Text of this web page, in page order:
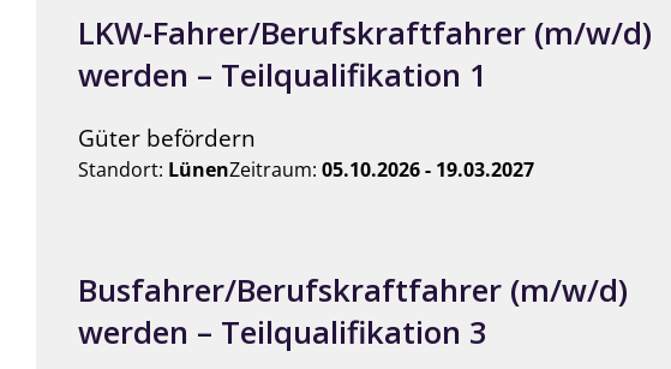
LKW-Fahrer/Berufskraftfahrer (m/w/d)
werden – Teilqualifikation 1
Güter befördern
Standort: LünenZeitraum: 05.10.2026 - 19.03.2027
Busfahrer/Berufskraftfahrer (m/w/d)
werden – Teilqualifikation 3